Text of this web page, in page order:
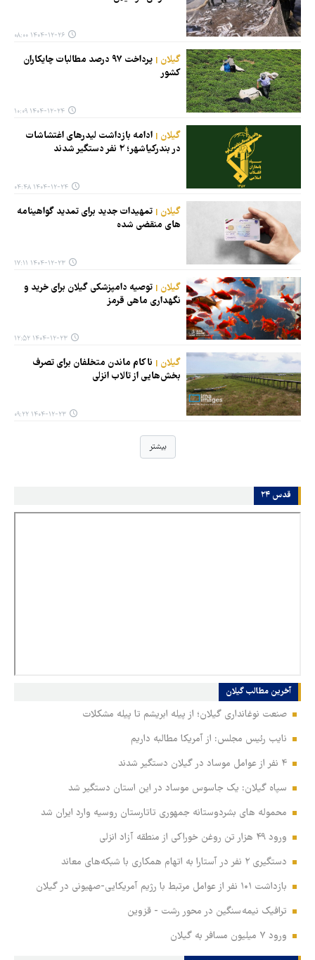
۱۴۰۴-۱۲-۲۶ ۰۸:۰۰
گیلان
پرداخت ۹۷ درصد مطالبات چایکاران
کشور
۱۴۰۴-۱۲-۲۴ ۱۰:۰۹
گیلان
ادامه بازداشت لیدرهای اغتشاشات
در بندرکیاشهر؛ ۲ نفر دستگیر شدند
۱۴۰۴-۱۲-۲۴ ۰۴:۴۸
گیلان
تمهیدات جدید برای تمدید گواهینامه
های منقضی شده
۱۴۰۴-۱۲-۲۳ ۱۷:۱۱
گیلان
توصیه‌ دامپزشکی گیلان برای خرید و
نگهداری ماهی قرمز
۱۴۰۴-۱۲-۲۳ ۱۲:۵۲
گیلان
ناکام ماندن متخلفان برای تصرف
بخش‌هایی از تالاب‌ انزلی
۱۴۰۴-۱۲-۲۳ ۰۹:۲۲
بیشتر
قدس ۲۴
آخرین مطالب‏‏‏‏‏ گیلان
صنعت نوغانداری گیلان؛ از پیله ابریشم تا پیله مشکلات
نایب رئیس مجلس: از آمریکا مطالبه داریم
۴ نفر از عوامل موساد در گیلان دستگیر شدند
سپاه گیلان: یک جاسوس موساد در این استان دستگیر شد
محموله های بشردوستانه جمهوری تاتارستان روسیه وارد ایران شد
ورود ۴۹ هزار تن روغن خوراکی از منطقه آزاد انزلی
دستگیری ۲ نفر در آستارا به اتهام همکاری با شبکه‌های معاند
بازداشت ۱۰۱ نفر از عوامل مرتبط با رژیم آمریکایی-صهیونی در گیلان
ترافیک نیمه سنگین در محور رشت - قزوین
ورود ۷ میلیون مسافر به گیلان